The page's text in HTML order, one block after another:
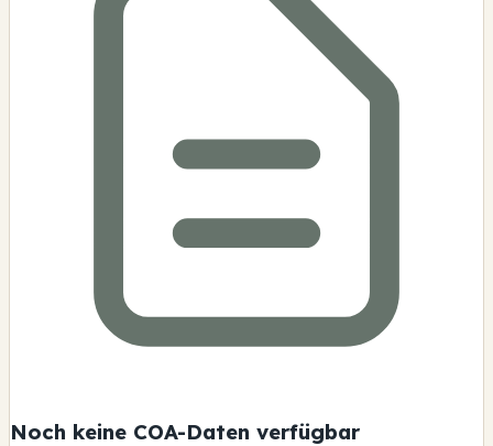
Noch keine COA-Daten verfügbar